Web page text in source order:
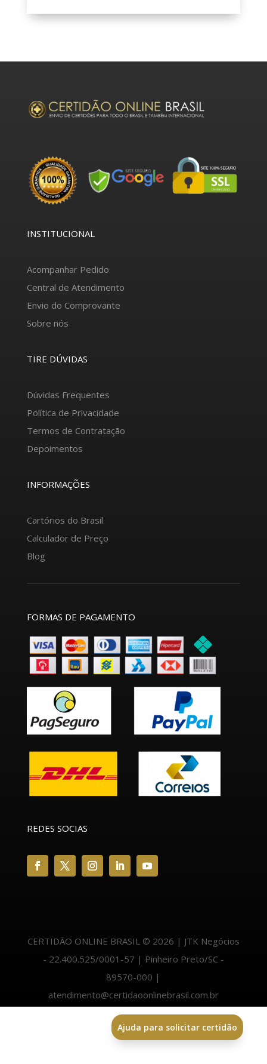
INSTITUCIONAL
Acompanhar Pedido
Central de Atendimento
Envio do Comprovante
Sobre nós
TIRE DÚVIDAS
Dúvidas Frequentes
Política de Privacidade
Termos de Contratação
Depoimentos
INFORMAÇÕES
Cartórios do Brasil
Calculador de Preço
Blog
FORMAS DE PAGAMENTO
REDES SOCIAS
CERTIDÃO ONLINE BRASIL © 2026 | JTK Negócios
- 22.400.525/0001-57 | Pinheiro Preto/SC -
89570-000 |
atendimento@certidaoonlinebrasil.com.br
Ajuda para solicitar certidão